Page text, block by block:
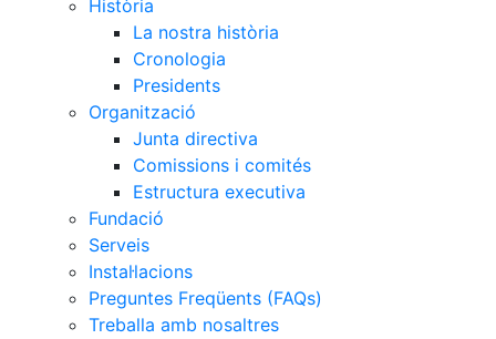
Història
La nostra història
Cronologia
Presidents
Organització
Junta directiva
Comissions i comités
Estructura executiva
Fundació
Serveis
Instal·lacions
Preguntes Freqüents (FAQs)
Treballa amb nosaltres